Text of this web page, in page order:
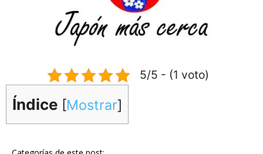
5/5 - (1 voto)
Índice [Mostrar]